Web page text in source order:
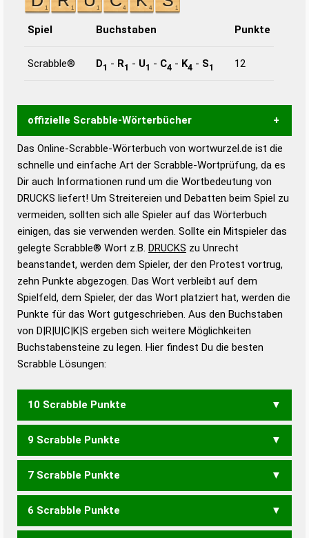
Spiel Buchstaben Punkte
Scrabble® D1 - R1 - U1 - C4 - K4 - S1 12
offizielle Scrabble-Wörterbücher
Wortwurzel liefert mit Hilfe eines semantischen
Wortanalyse-Algorithmus gute Anhaltspunkte zu
Wortbedeutung, Worttrennung und Wortform, um die
Gültigkeit eines Wortes für das Scrabble-Spiel zu
bestimmen!
zugelassene Turnier Scrabble-
Wörterbücher sind:
Duden – Standardwerk in 12 Bänden
Duden – Richtiges und gutes
Deutsch
Duden – Die deutsche Grammatik
Duden – Deutsches
Das Online-Scrabble-Wörterbuch von wortwurzel.de ist die
schnelle und einfache Art der Scrabble-Wortprüfung, da es
Dir auch Informationen rund um die Wortbedeutung von
DRUCKS liefert! Um Streitereien und Debatten beim Spiel zu
vermeiden, sollten sich alle Spieler auf das Wörterbuch
einigen, das sie verwenden werden. Sollte ein Mitspieler das
gelegte Scrabble® Wort z.B. DRUCKS zu Unrecht
beanstandet, werden dem Spieler, der den Protest vortrug,
zehn Punkte abgezogen. Das Wort verbleibt auf dem
Spielfeld, dem Spieler, der das Wort platziert hat, werden die
Punkte für das Wort gutgeschrieben. Aus den Buchstaben
von D|R|U|C|K|S ergeben sich weitere Möglichkeiten
Buchstabensteine zu legen. Hier findest Du die besten
Scrabble Lösungen:
10 Scrabble Punkte
DUCK
9 Scrabble Punkte
KSC
7 Scrabble Punkte
CRUS DUCS KRUD KURS
6 Scrabble Punkte